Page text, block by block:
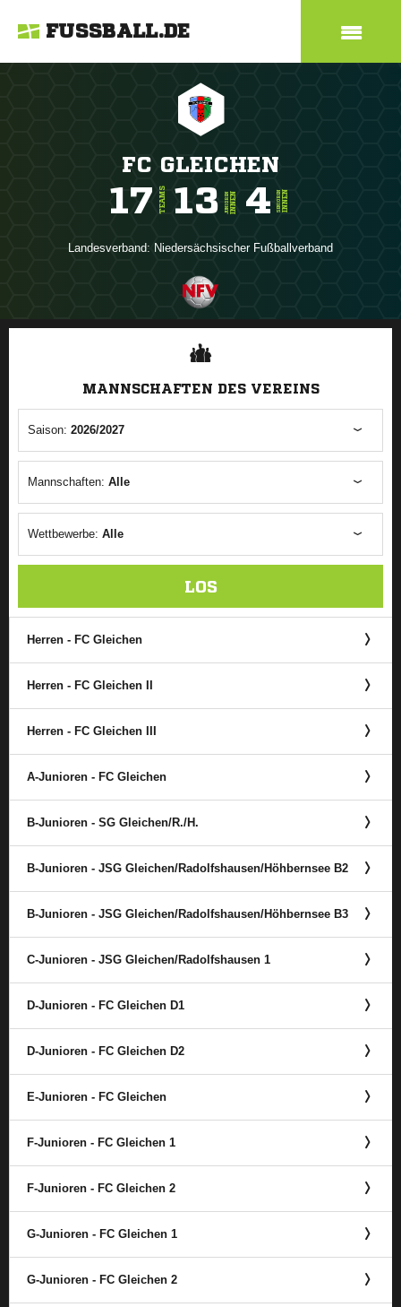
FUSSBALL.DE
FC GLEICHEN
17 TEAMS 13 JUNIORENINNEN 4 SENIORENINNEN
Landesverband: Niedersächsischer Fußballverband
ANZEIGE
MANNSCHAFTEN DES VEREINS
Saison: 2026/2027
Mannschaften: Alle
Wettbewerbe: Alle
LOS
Herren - FC Gleichen
Herren - FC Gleichen II
Herren - FC Gleichen III
A-Junioren - FC Gleichen
B-Junioren - SG Gleichen/​R./​H.
B-Junioren - JSG Gleichen/​Radolfshausen/​Höhbernsee B2
B-Junioren - JSG Gleichen/​Radolfshausen/​Höhbernsee B3
C-Junioren - JSG Gleichen/​Radolfshausen 1
D-Junioren - FC Gleichen D1
D-Junioren - FC Gleichen D2
E-Junioren - FC Gleichen
F-Junioren - FC Gleichen 1
F-Junioren - FC Gleichen 2
G-Junioren - FC Gleichen 1
G-Junioren - FC Gleichen 2